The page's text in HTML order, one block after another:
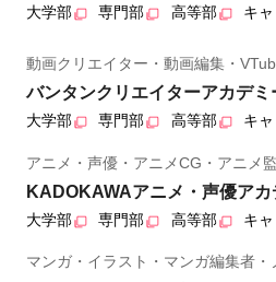
大学部 専門部 高等部 キ
動画クリエイター・動画編集・
バンタンクリエイターアカデミ
大学部 専門部 高等部 キ
アニメ・声優・アニメCG・アニメ
KADOKAWAアニメ・声優アカ
大学部 専門部 高等部 キ
マンガ・イラスト・マンガ編集者・